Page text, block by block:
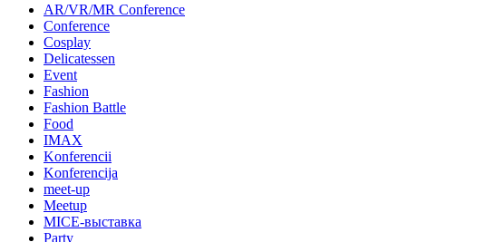
AR/VR/MR Conference
Conference
Cosplay
Delicatessen
Event
Fashion
Fashion Battle
Food
IMAX
Konferencii
Konferencija
meet-up
Meetup
MICE-выставка
Party